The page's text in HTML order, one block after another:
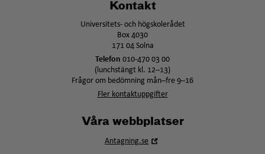
Kontakt
Universitets- och högskolerådet
Box 4030
171 04 Solna
Telefon 010-470 03 00
(lunchstängt kl. 12–13)
Frågor om bedömning mån–fre 9–16
Fler kontaktuppgifter
Våra webbplatser
Antagning.se